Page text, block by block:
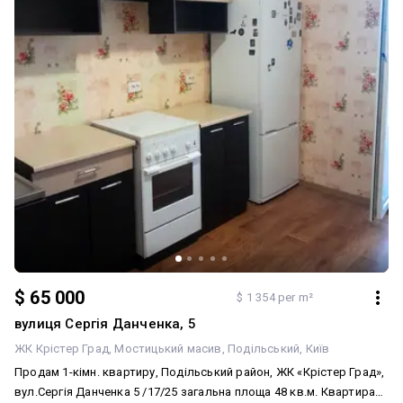
будується поруч! А поки що чудове транспортне сполучення
дозволяє легко дістатися до трьох ліній метро. Потрібен
відпочинок? Для вас — ліс, озера та сучасні зони відпочинку в
пішій доступності. Це ідеальний варіант як для власного
проживання, так і для високоприбуткової інвестиції.
$ 65 000 $ 1 354 per m²
вулиця Сергія Данченка, 5
ЖК Крістер Град Мостицький масив Подільський Київ
Продам 1-кімн. квартиру, Подільський район, ЖК «Крістер Град»,
вул.Сергія Данченка 5 /17/25 загальна площа 48 кв.м. Квартира